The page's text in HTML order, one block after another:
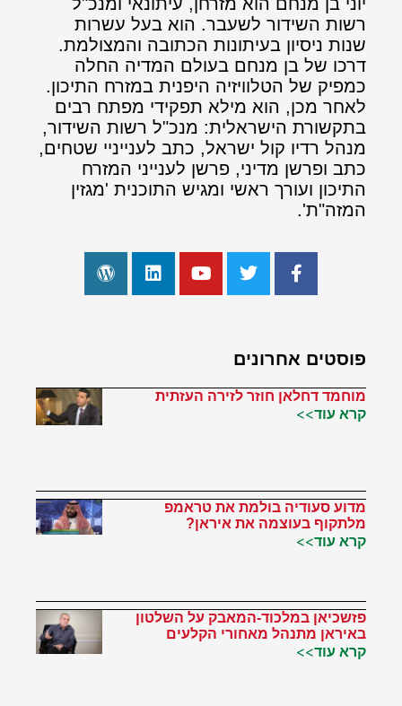
רשות השידור לשעבר. הוא בעל עשרות
שנות ניסיון בעיתונות הכתובה והמצולמת.
דרכו של בן מנחם בעולם המדיה החלה
כמפיק של הטלוויזיה היפנית במזרח התיכון.
לאחר מכן, הוא מילא תפקידי מפתח רבים
בתקשורת הישראלית: מנכ"ל רשות השידור,
מנהל רדיו קול ישראל, כתב לענייניי שטחים,
כתב ופרשן מדיני, פרשן לענייני המזרח
התיכון ועורך ראשי ומגיש התוכנית 'מגזין
המזה"ת'.
פוסטים אחרונים
מוחמד דחלאן חוזר לזירה העזתית
קרא עוד>>
מדוע סעודיה בולמת את טראמפ
מלתקוף בעוצמה את איראן?
קרא עוד>>
פזשכיאן במלכוד-המאבק על השלטון
באיראן מתנהל מאחורי הקלעים
קרא עוד>>